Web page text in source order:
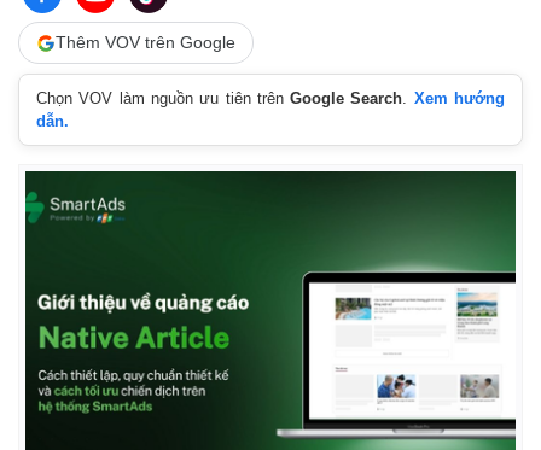
Thêm VOV trên Google
Chọn VOV làm nguồn ưu tiên trênGoogle Search. Xem hướng
dẫn.